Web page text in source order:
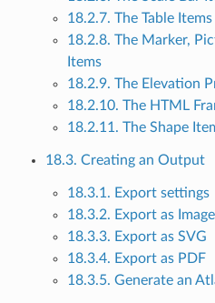
18.2.7. The Table Items
18.2.8. The Marker,
Items
18.2.9. The Elevation
18.2.10. The HTML
18.2.11. The Shape
18.3. Creating an Output
18.3.1. Export settings
18.3.2. Export as Image
18.3.3. Export as SVG
18.3.4. Export as PDF
18.3.5. Generate an